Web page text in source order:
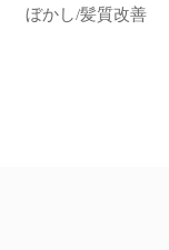
ぼかし/髪質改善